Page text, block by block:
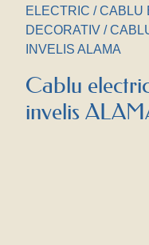
ELECTRIC /CABLU
DECORATIV /
INVELIS ALAMA
Cablu
invelis